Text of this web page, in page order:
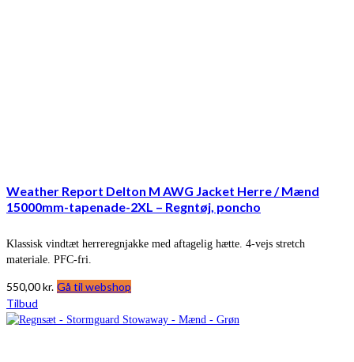
Weather Report Delton M AWG Jacket Herre / Mænd
15000mm-tapenade-2XL – Regntøj, poncho
Klassisk vindtæt herreregnjakke med aftagelig hætte. 4-vejs stretch
materiale. PFC-fri.
550,00kr. Gå til webshop
Tilbud